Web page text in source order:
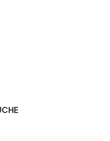
charges minérales
recouverts d’un
meilleure durabilité.